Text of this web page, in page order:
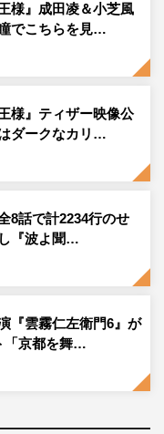
っての幸せ」、物の
って商いを成功させ
風俗を絡めつつ、明
。
苦難にぶつかるた
、 女衆から御寮さ
。世界も注目する日
舞台に、その商道を
を横糸に織りなす細
、人情時代劇の傑作
中部あたり）の生ま
てられる。兄と父が
呉服屋「五鈴屋（い
当たりにし、その面
様』成田凌＆小芝風
でこちらを見…
様』ティザー映像公
ダークなカリ…
8話で計2234行のせ
『波よ聞…
『雲霧仁左衛門6』が
「京都を舞…